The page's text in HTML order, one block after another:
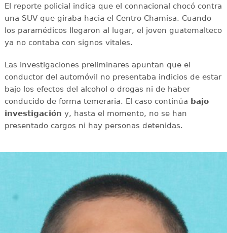
El reporte policial indica que el connacional chocó contra
una SUV que giraba hacia el Centro Chamisa. Cuando
los paramédicos llegaron al lugar, el joven guatemalteco
ya no contaba con signos vitales.
Las investigaciones preliminares apuntan que el
conductor del automóvil no presentaba indicios de estar
bajo los efectos del alcohol o drogas ni de haber
conducido de forma temeraria. El caso continúa bajo
investigación y, hasta el momento, no se han
presentado cargos ni hay personas detenidas.